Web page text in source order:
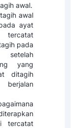
awal.
awal
ayat
pada
yang
ditagih
tercatat